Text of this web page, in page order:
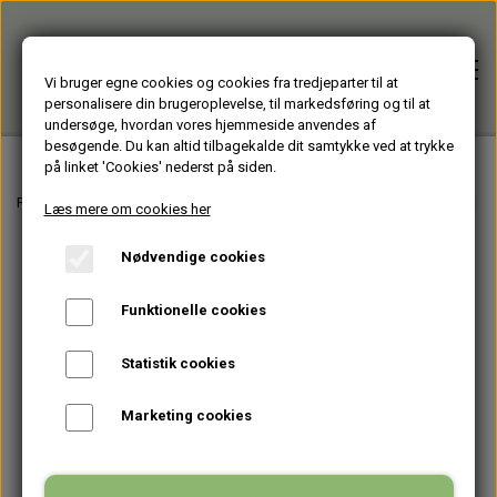
Forside
Firmagaver
Forside Varer fra Huset Venture Storkøbenhavn
Vi bruger egne cookies og cookies fra tredjeparter til at
personalisere din brugeroplevelse, til markedsføring og til at
undersøge, hvordan vores hjemmeside anvendes af
besøgende. Du kan altid tilbagekalde dit samtykke ved at trykke
på linket 'Cookies' nederst på siden.
Læs mere om cookies her
Nødvendige cookies
Funktionelle cookies
Statistik cookies
Marketing cookies